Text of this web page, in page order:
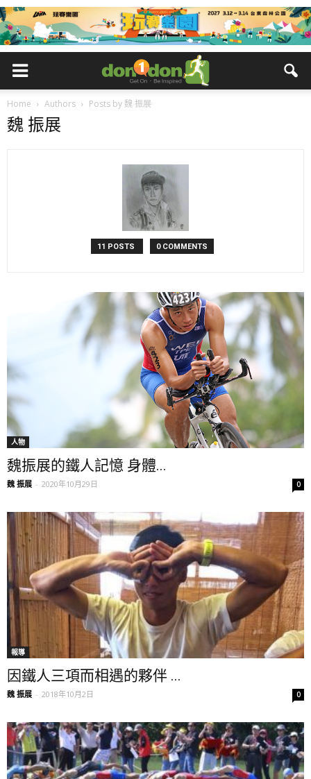
Home Authors Posts by 魏 振展
魏 振展
11 POSTS 0 COMMENTS
人物
魏振展的鐵人記憶 身體...
魏 振展 - 2020年10月29日 0
報導
因鐵人三項而相遇的夥伴 ...
魏 振展 - 2018年10月2日 0